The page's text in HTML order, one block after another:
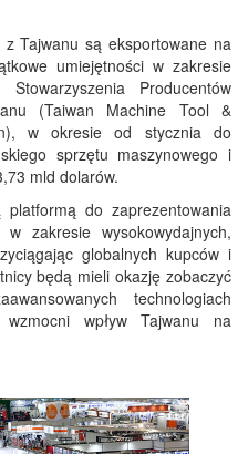
Tajwanu są eksportowane na
umiejętności w zakresie
Producentów
(Taiwan Machine Tool &
w okresie od stycznia do
sprzętu maszynowego i
mld dolarów.
do zaprezentowania
zakresie wysokowydajnych,
globalnych kupców i
będą mieli okazję zobaczyć
technologiach
wpływ Tajwanu na